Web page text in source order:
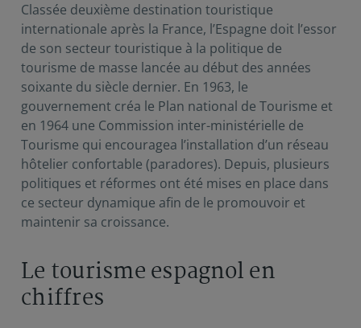
Classée deuxième destination touristique
internationale après la France, l’Espagne doit l’essor
de son secteur touristique à la politique de
tourisme de masse lancée au début des années
soixante du siècle dernier. En 1963, le
gouvernement créa le Plan national de Tourisme et
en 1964 une Commission inter-ministérielle de
Tourisme qui encouragea l’installation d’un réseau
hôtelier confortable (paradores). Depuis, plusieurs
politiques et réformes ont été mises en place dans
ce secteur dynamique afin de le promouvoir et
maintenir sa croissance.
Le tourisme espagnol en
chiffres